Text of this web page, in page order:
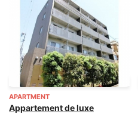
APARTMENT
Appartement de luxe